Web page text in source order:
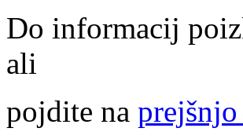
Do informacij
ali
pojdite na prejšnjo